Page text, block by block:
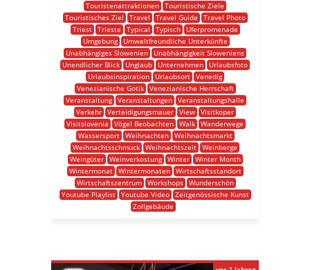
Touristenattraktionen Touristische Ziele
Touristisches Ziel
Travel Travel Guide
Travel Photo
Triest
Trieste Typical Typisch
Uferpromenade
Umgebung
Umweltfreundliche Unterkünfte
Unabhängiges Slowenien
Unabhängigkeit Sloweniens
Unendlicher Blick
Unglaub Unternehmen
Urlaubsfoto
Urlaubsinspiration
Urlaubsort Venedig
Venezianische Gotik
Venezianische Herrschaft
Veranstaltung Veranstaltungen Veranstaltungshalle
Verkehr Verteidigungsmauer View Visitkoper
Visitslovenia
Vögel Beobachten Walk Wanderwege
Wassersport
Weihnachten
Weihnachtsmarkt
Weihnachtsschmuck Weihnachtszeit Weinberge
Weingüter
Weinverkostung Winter
Winter Month
Wintermonat
Wintermonaten
Wirtschaftsstandort
Wirtschaftszentrum
Workshops
Wunderschön
Youtube Playlist
Youtube Video
Zeitgenössische Kunst
Zollgebäude